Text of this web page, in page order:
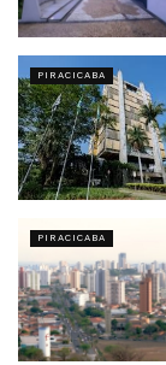
PIRACICABA
PIRACICABA